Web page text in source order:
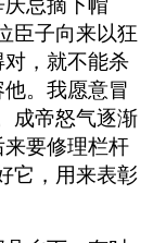
忌摘下帽
臣子向来以狂
，就不能杀
。我愿意冒
成帝怒气逐渐
要修理栏杆
它，用来表彰